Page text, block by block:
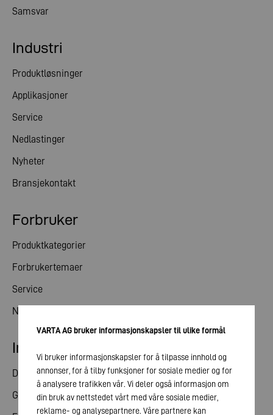
Samsvar
Forbruker
Produktkategorier
Forbrukertemaer
Service
Nyheter
Industri
Produktløsninger
Applikasjoner
Service
Nedlastinger
Nyheter
Bransjekontakt
Investorrelasjoner
Del
Generalforsamling
VARTA AG bruker informasjonskapsler til ulike formål
Vi bruker informasjonskapsler for å tilpasse innhold og
annonser, for å tilby funksjoner for sosiale medier og for
å analysere trafikken vår. Vi deler også informasjon om
din bruk av nettstedet vårt med våre sosiale medier,
reklame- og analysepartnere. Våre partnere kan